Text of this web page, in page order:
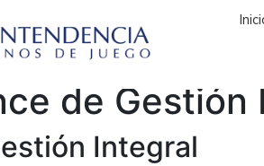
de Gestión
Integral